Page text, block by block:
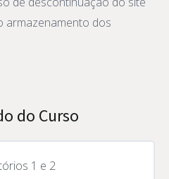
armazenamento dos
do Curso
1 e 2